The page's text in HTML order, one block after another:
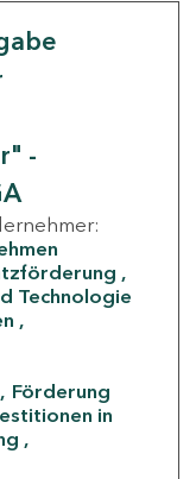
-
Technologie
Förderung
in